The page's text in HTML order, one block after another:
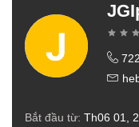
Bắt đầu từ: Th06 01,